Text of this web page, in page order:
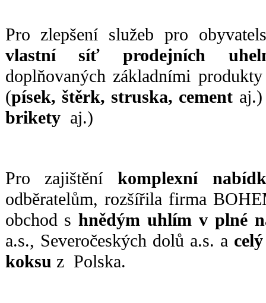
Pro zlepšení služeb pro
vlastní síť prodejních
doplňovaných základními
(písek, štěrk, struska, cement
brikety aj.)
Pro zajištění komplexní
odběratelům, rozšířila firma
obchod shnědým uhlím v plné
a.s., Severočeských dolů a.s. a
koksu z Polska.